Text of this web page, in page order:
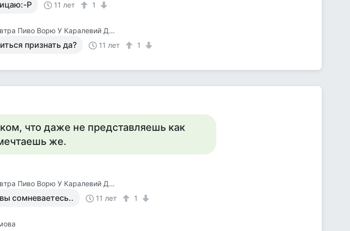
Р 11 лет 1
Нынче Пеку Завтра Пиво Ворю У Каралевий Дитя Отберу.
признать да? 11 лет 1
что даже не представляешь как
же.
Нынче Пеку Завтра Пиво Ворю У Каралевий Дитя Отберу.
сомневаетесь.. 11 лет 1